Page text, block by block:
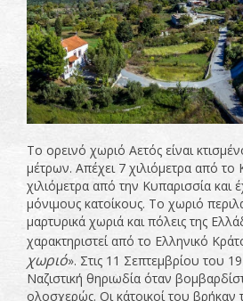
Το ορεινό χωριό Αετός είναι
μέτρων. Απέχει 7 χιλιόμετρα από το
χιλιόμετρα από την Κυπαρισσία και
μόνιμους κατοίκους. Το χωριό
μαρτυρικά χωριά και πόλεις της
χαρακτηριστεί από το Ελληνικό
χωριό». Στις 11 Σεπτεμβρίου του
Ναζιστική θηριωδία όταν
ολοσχερώς. Οι κάτοικοί του βρήκαν